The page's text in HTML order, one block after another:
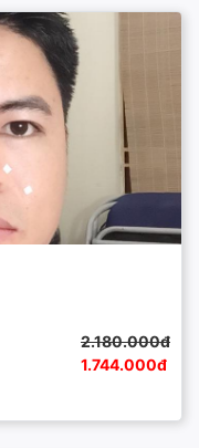
2.180.000đ
1.744.000đ